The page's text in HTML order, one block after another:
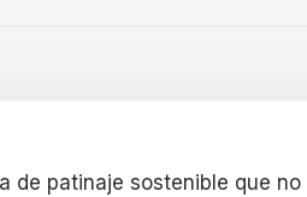
de patinaje sostenible que